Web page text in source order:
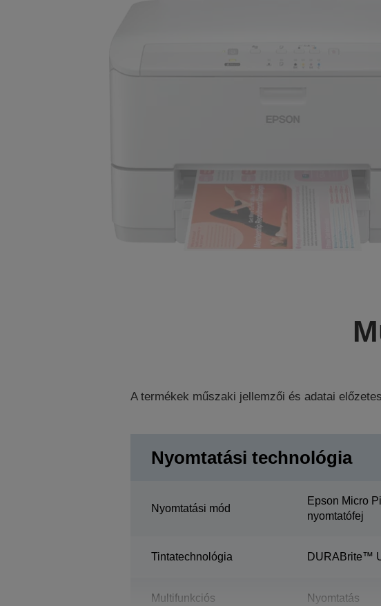
A termékek műszaki jellemzői és adatai
Nyomtatási technológia
Nyomtatási mód
Epson Micro
nyomtatófej
Tintatechnológia DURABrite™
Multifunkciós Nyomtatás